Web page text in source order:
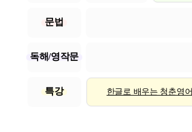
문법
독해/영작문
특강 한글로 배우는 청춘영어